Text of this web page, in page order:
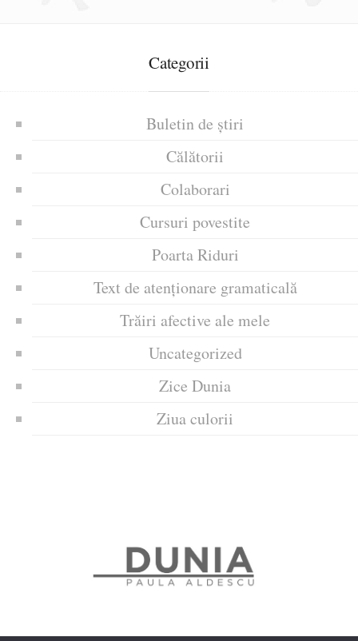
Categorii
Buletin de știri
Călătorii
Colaborari
Cursuri povestite
Poarta Riduri
Text de atenționare gramaticală
Trăiri afective ale mele
Uncategorized
Zice Dunia
Ziua culorii